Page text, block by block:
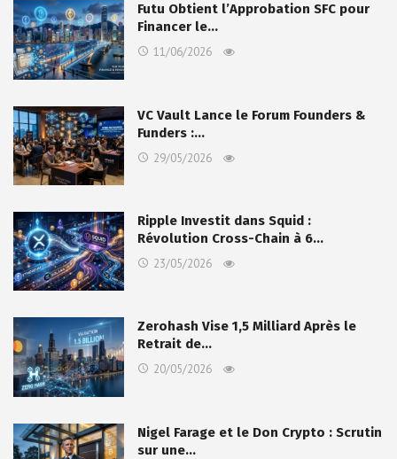
Futu Obtient l’Approbation SFC pour
Financer le…
11/06/2026
VC Vault Lance le Forum Founders &
Funders :…
29/05/2026
Ripple Investit dans Squid :
Révolution Cross-Chain à 6…
23/05/2026
Zerohash Vise 1,5 Milliard Après le
Retrait de…
20/05/2026
Nigel Farage et le Don Crypto : Scrutin
sur une…